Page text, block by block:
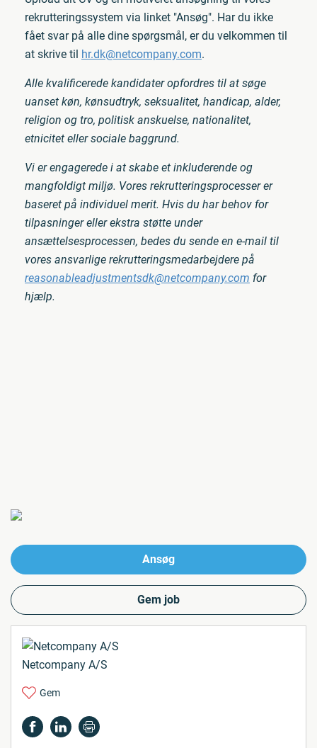
rekrutteringssystem via linket "Ansøg". Har du ikke
fået svar på alle dine spørgsmål, er du velkommen til
at skrive til hr.dk@netcompany.com.
Alle kvalificerede kandidater opfordres til at søge
uanset køn, kønsudtryk, seksualitet, handicap, alder,
religion og tro, politisk anskuelse, nationalitet,
etnicitet eller sociale baggrund.
Vi er engagerede i at skabe et inkluderende og
mangfoldigt miljø. Vores rekrutteringsprocesser er
baseret på individuel merit. Hvis du har behov for
tilpasninger eller ekstra støtte under
ansættelsesprocessen, bedes du sende en e-mail til
vores ansvarlige rekrutteringsmedarbejdere på
reasonableadjustmentsdk@netcompany.com for
hjælp.
Ansøg
Gem job
Netcompany A/S
Gem